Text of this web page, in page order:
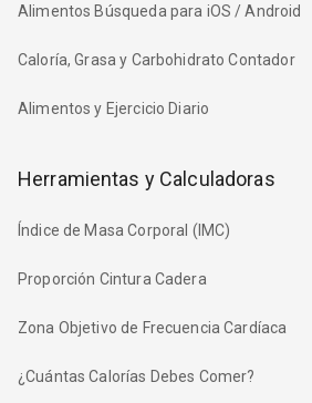
Alimentos Búsqueda para iOS / Android
Caloría, Grasa y Carbohidrato Contador
Alimentos y Ejercicio Diario
Herramientas y Calculadoras
Índice de Masa Corporal (IMC)
Proporción Cintura Cadera
Zona Objetivo de Frecuencia Cardíaca
¿Cuántas Calorías Debes Comer?